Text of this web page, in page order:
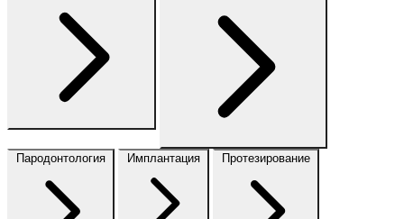
Пародонтология Имплантация Протезирование